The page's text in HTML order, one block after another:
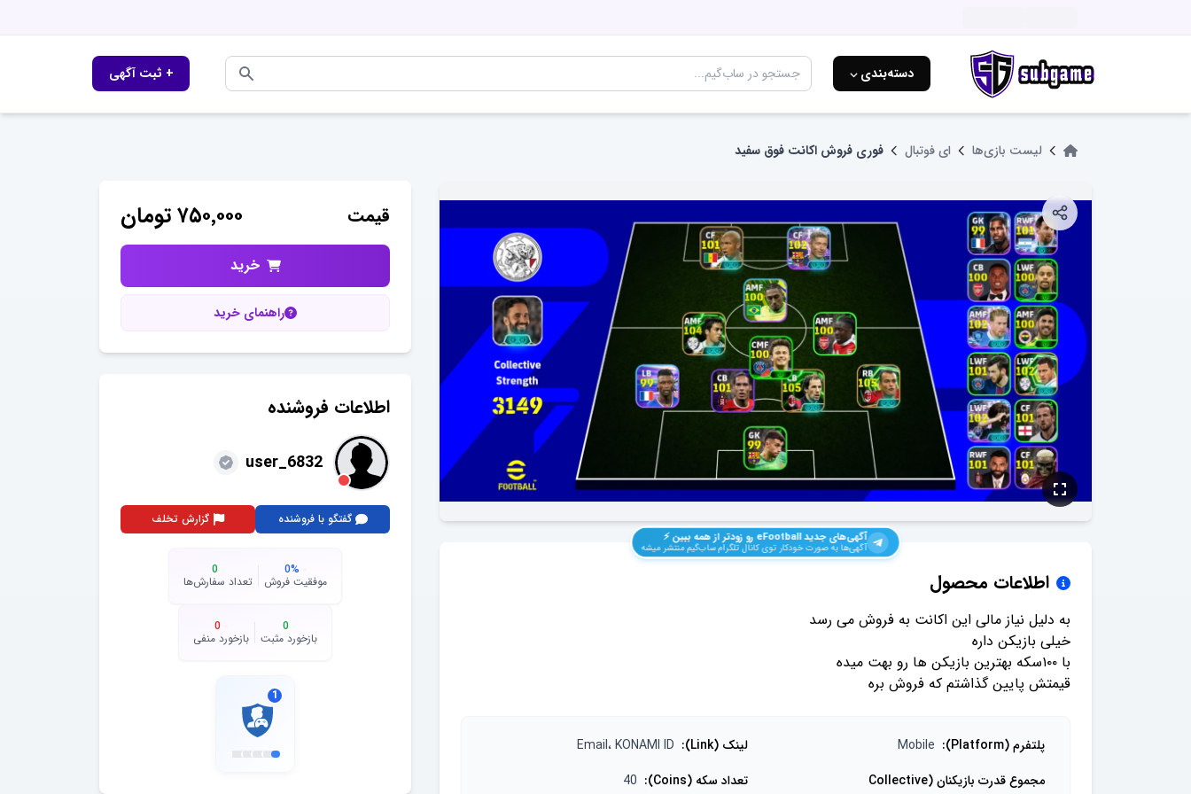
دسته‌بندی ⌵ + ثبت آگهی
لیست بازی‌ها ای فوتبال فوری فروش اکانت فوق سفید
آگهی‌های جدیدeFootball رو زودتر از همه ببین ⚡️
آگهی‌ها به صورت خودکار توی کانال تلگرام ساب‌گیم منتشر میشه
اطلاعات محصول
قیمتش پایین گذاشتم که فروش بره
پلتفرم (Platform) :
Mobile لینک (Link) : Email، KONAMI ID
مجموع قدرت بازیکنان (Collective
تعداد سکه (Coins) :
40
قیمت ۷۵۰٬۰۰۰تومان
خرید
راهنمای خرید
اطلاعات فروشنده
user_6832
گفتگو با فروشنده گزارش تخلف
0%
موفقیت فروش
0
تعداد سفارش‌ها
0
بازخورد مثبت
0
بازخورد منفی
1